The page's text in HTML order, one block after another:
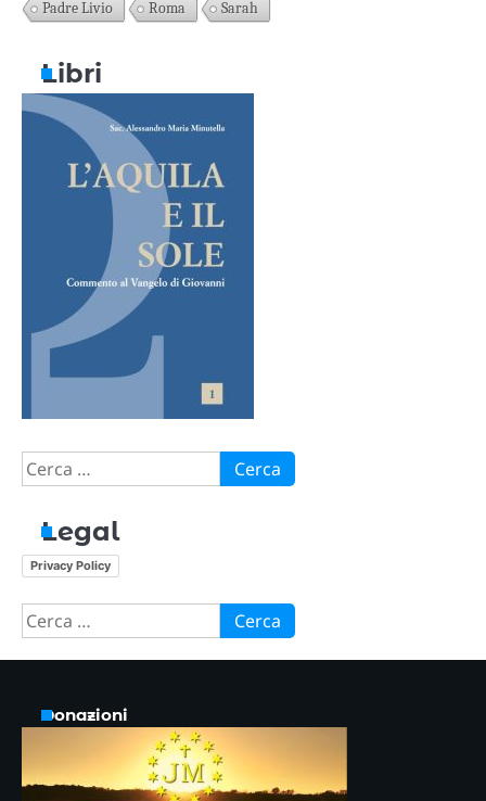
Padre Livio
Roma Sarah
Libri
Ricerca
per:
Legal
Privacy Policy
Ricerca
per:
Donazioni